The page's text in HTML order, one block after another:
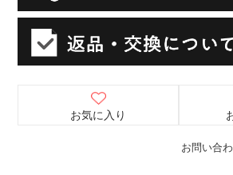
お問い合
お気に入り